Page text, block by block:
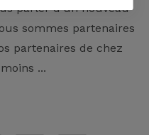
parler d'un nouveau
sommes partenaires
partenaires de chez
...